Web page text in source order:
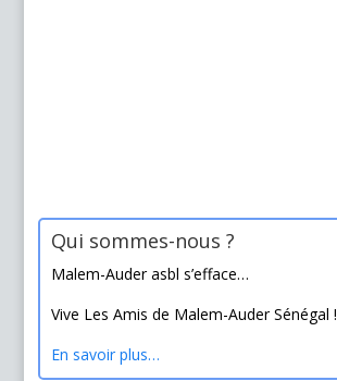
Qui sommes-nous ?
Malem-Auder asbl s’efface…
Vive Les Amis de Malem-Auder Sénégal !
En savoir plus…